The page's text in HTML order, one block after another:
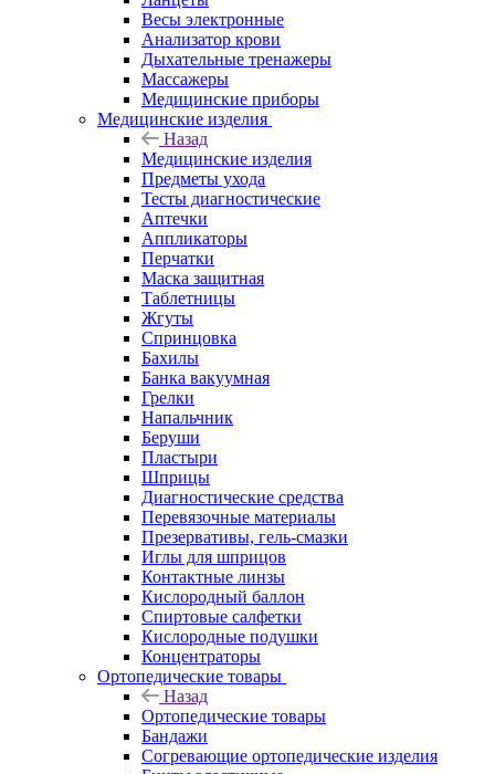
Весы электронные
Анализатор крови
Дыхательные тренажеры
Массажеры
Медицинские приборы
Медицинские изделия
Назад
Медицинские изделия
Предметы ухода
Тесты диагностические
Аптечки
Аппликаторы
Перчатки
Маска защитная
Таблетницы
Жгуты
Спринцовка
Бахилы
Банка вакуумная
Грелки
Напальчник
Беруши
Пластыри
Шприцы
Диагностические средства
Перевязочные материалы
Презервативы, гель-смазки
Иглы для шприцов
Контактные линзы
Кислородный баллон
Спиртовые салфетки
Кислородные подушки
Концентраторы
Ортопедические товары
Назад
Ортопедические товары
Бандажи
Согревающие ортопедические изделия